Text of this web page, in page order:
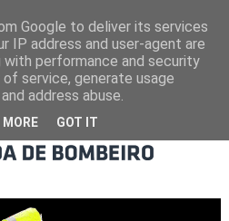
Google to deliver its services
IP address and user-agent are
with performance and security
service, generate usage
address abuse.
MORE GOT IT